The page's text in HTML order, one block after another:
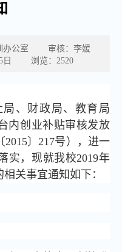
办公室 审核：李媛
日 浏览： 2520
、财政局、教育局
内创业补贴审核发放
〕217号），进一
实，现就我校2019年
关事宜通知如下：